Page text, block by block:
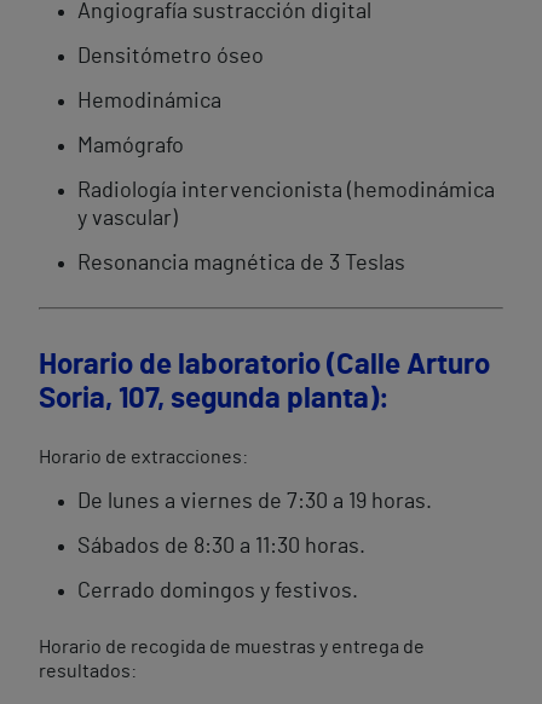
Angiografía sustracción digital
Densitómetro óseo
Hemodinámica
Mamógrafo
Radiología intervencionista (hemodinámica
y vascular)
Resonancia magnética de 3 Teslas
Horario de laboratorio (Calle Arturo
Soria, 107, segunda planta):
Horario de extracciones:
De lunes a viernes de 7:30 a 19 horas.
Sábados de 8:30 a 11:30 horas.
Cerrado domingos y festivos.
Horario de recogida de muestras y entrega de
resultados: